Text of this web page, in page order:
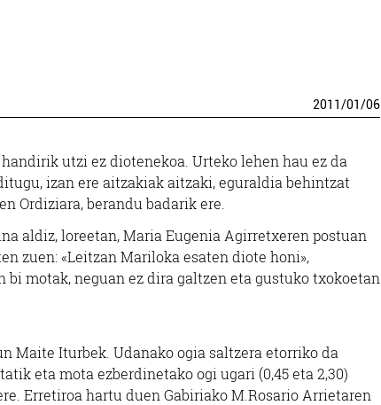
2011/01/06
utzi ez diotenekoa. Urteko lehen hau ez da
izan ere aitzakiak aitzaki, eguraldia behintzat
Ordiziara, berandu badarik ere.
aldiz, loreetan, Maria Eugenia Agirretxeren postuan
zuen: «Leitzan Mariloka esaten diote honi»,
bi motak, neguan ez dira galtzen eta gustuko txokoetan
Maite Iturbek. Udanako ogia saltzera etorriko da
eta mota ezberdinetako ogi ugari (0,45 eta 2,30)
Erretiroa hartu duen Gabiriako M.Rosario Arrietaren